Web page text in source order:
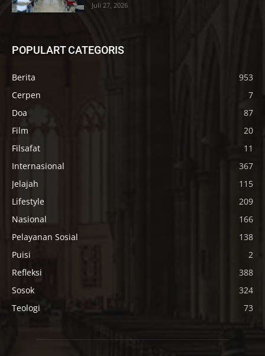
Juli 27, 2026
POPULART CATEGORIS
Berita
953
Cerpen
7
Doa
87
Film
20
Filsafat
11
Internasional
367
Jelajah
115
Lifestyle
209
Nasional
166
Pelayanan Sosial
138
Puisi
2
Refleksi
388
Sosok
324
Teologi
73